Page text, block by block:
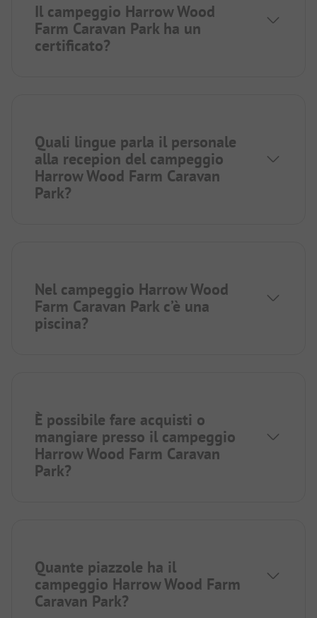
Il campeggio Harrow Wood
Farm Caravan Park ha un
certificato?
Quali lingue parla il personale
alla recepion del campeggio
Harrow Wood Farm Caravan
Park?
Nel campeggio Harrow Wood
Farm Caravan Park c’è una
piscina?
È possibile fare acquisti o
mangiare presso il campeggio
Harrow Wood Farm Caravan
Park?
Quante piazzole ha il
campeggio Harrow Wood Farm
Caravan Park?